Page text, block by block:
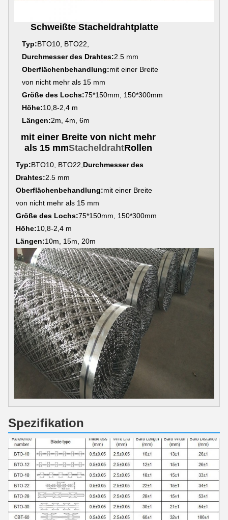
Schweißte Stacheldrahtplatte
Typ:BTO10, BTO22,
Durchmesser des Drahtes:2.5 mm
Oberflächenbehandlung:mit einer Breite
von nicht mehr als 15 mm
Größe des Lochs:75*150mm, 150*300mm
Höhe:10,8-2,4 m
Längen:2m, 4m, 6m
mit einer Breite von nicht mehr
als 15 mmStacheldrahtRollen
Typ:BTO10, BTO22, Durchmesser des
Drahtes:2.5 mm
Oberflächenbehandlung:mit einer Breite
von nicht mehr als 15 mm
Größe des Lochs:75*150mm, 150*300mm
Höhe:10,8-2,4 m
Längen:10m, 15m, 20m
Spezifikation